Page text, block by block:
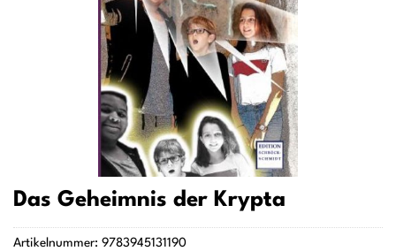
Das Geheimnis der Krypta
Artikelnummer: 9783945131190